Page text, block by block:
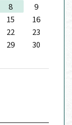
8
9
15
16
22
23
29
30